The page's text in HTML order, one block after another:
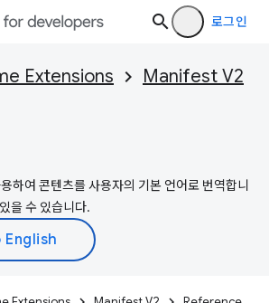
로그인
Extensions
Manifest V2
하여 콘텐츠를 사용자의 기본 언어로 번역합니
을 수 있습니다.